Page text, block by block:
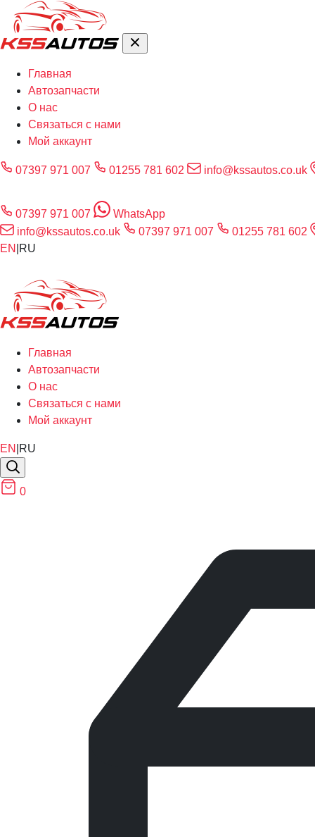
Главная
Автозапчасти
О нас
Связаться с нами
Мой аккаунт
07397 971 007 01255 781 602 info@kssautos.co.uk
07397 971 007
WhatsApp
info@kssautos.co.uk
07397 971 007
01255 781 602
EN RU
Главная
Автозапчасти
О нас
Связаться с нами
Мой аккаунт
EN RU
0